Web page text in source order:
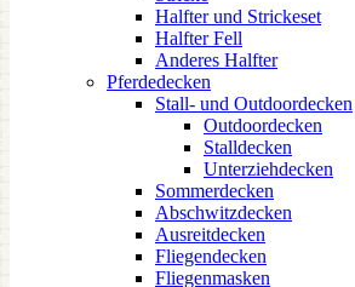
Halfter und Strickeset
Halfter Fell
Anderes Halfter
Pferdedecken
Stall- und Outdoordecken
Outdoordecken
Stalldecken
Unterziehdecken
Sommerdecken
Abschwitzdecken
Ausreitdecken
Fliegendecken
Fliegenmasken